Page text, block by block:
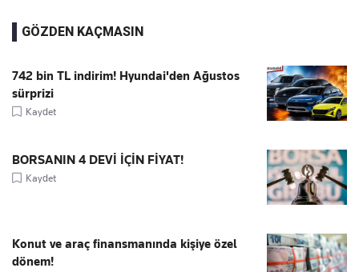
GÖZDEN KAÇMASIN
742 bin TL indirim! Hyundai'den Ağustos
sürprizi
Kaydet
BORSANIN 4 DEVİ İÇİN FİYAT!
Kaydet
Konut ve araç finansmanında kişiye özel
dönem!